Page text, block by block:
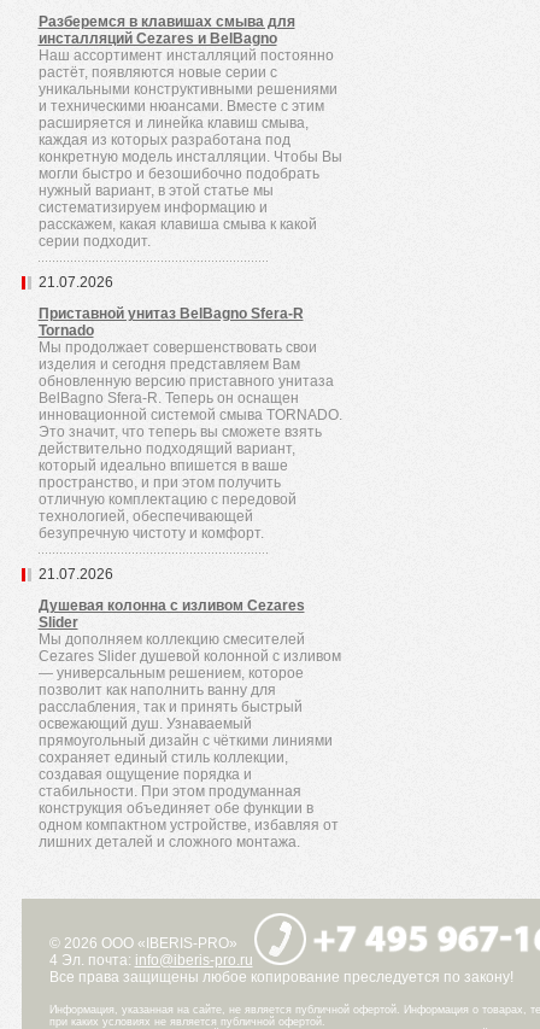
Разберемся в клавишах смыва для
инсталляций Cezares и BelBagno
Наш ассортимент инсталляций постоянно
растёт, появляются новые серии с
уникальными конструктивными решениями
и техническими нюансами. Вместе с этим
расширяется и линейка клавиш смыва,
каждая из которых разработана под
конкретную модель инсталляции. Чтобы Вы
могли быстро и безошибочно подобрать
нужный вариант, в этой статье мы
систематизируем информацию и
расскажем, какая клавиша смыва к какой
серии подходит.
21.07.2026
Приставной унитаз BelBagno Sfera-R
Tornado
Мы продолжает совершенствовать свои
изделия и сегодня представляем Вам
обновленную версию приставного унитаза
BelBagno Sfera-R. Теперь он оснащен
инновационной системой смыва TORNADO.
Это значит, что теперь вы сможете взять
действительно подходящий вариант,
который идеально впишется в ваше
пространство, и при этом получить
отличную комплектацию с передовой
технологией, обеспечивающей
безупречную чистоту и комфорт.
21.07.2026
Душевая колонна с изливом Cezares
Slider
Мы дополняем коллекцию смесителей
Cezares Slider душевой колонной с изливом
— универсальным решением, которое
позволит как наполнить ванну для
расслабления, так и принять быстрый
освежающий душ. Узнаваемый
прямоугольный дизайн с чёткими линиями
сохраняет единый стиль коллекции,
создавая ощущение порядка и
стабильности. При этом продуманная
конструкция объединяет обе функции в
одном компактном устройстве, избавляя от
лишних деталей и сложного монтажа.
© 2026 ООО «IBERIS-PRO»
4 Эл. почта: info@iberis-pro.ru
Все права защищены любое копирование преследуется по закону!
Информация, указанная на сайте, не является публичной офертой. Информация о товарах,
при каких условиях не является публичной офертой.